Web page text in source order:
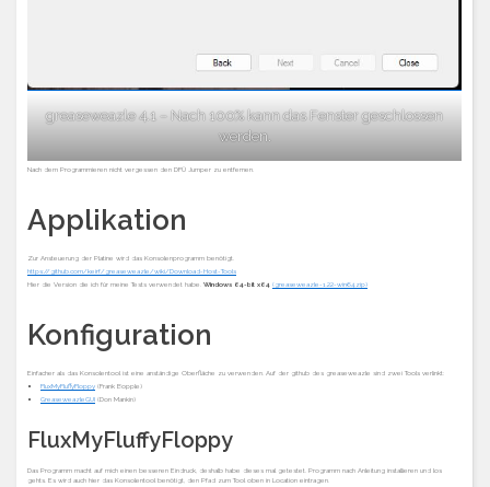
greaseweazle 4.1 – Nach 100% kann das Fenster geschlossen
werden.
Nach dem Programmieren nicht vergessen den DFÜ Jumper zu entfernen.
Applikation
Zur Ansteuerung der Platine wird das Konsolenprogramm benötigt.
https://github.com/keirf/greaseweazle/wiki/Download-Host-Tools
Hier die Version die ich für meine Tests verwendet habe. Windows 64-bit x64 (greaseweazle-1.22-win64.zip)
Konfiguration
Einfacher als das Konsolentool ist eine anständige Oberfläche zu verwenden. Auf der github des greaseweazle sind zwei Tools verlinkt:
FluxMyFluffyFloppy (Frank Bopple)
GreaseweazleGUI (Don Mankin)
FluxMyFluffyFloppy
Das Programm macht auf mich einen besseren Eindruck, deshalb habe dieses mal getestet. Programm nach Anleitung installieren und los
gehts. Es wird auch hier das Konsolentool benötigt, den Pfad zum Tool oben in Location eintragen.